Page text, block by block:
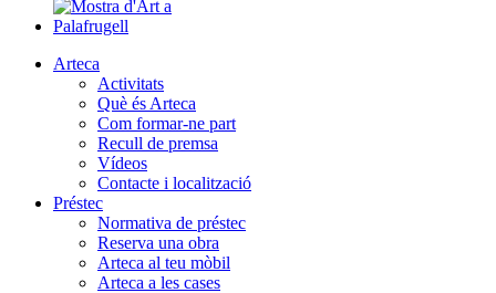
Arteca
Activitats
Què és Arteca
Com formar-ne part
Recull de premsa
Vídeos
Contacte i localització
Préstec
Normativa de préstec
Reserva una obra
Arteca al teu mòbil
Arteca a les cases